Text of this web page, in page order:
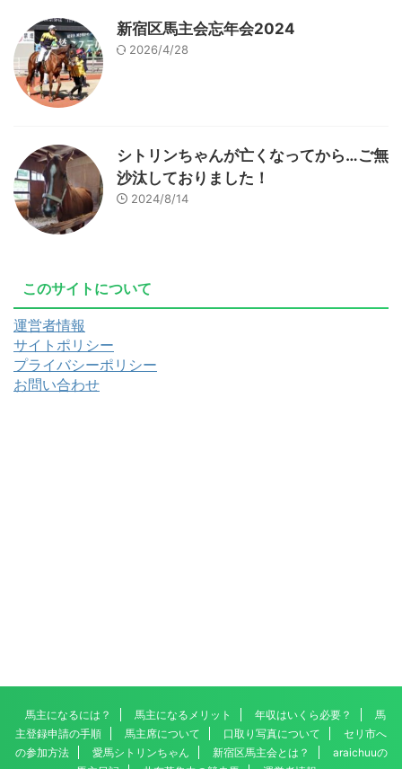
新宿区馬主会忘年会2024
2026/4/28
シトリンちゃんが亡くなってから…ご無
沙汰しておりました！
2024/8/14
このサイトについて
運営者情報
サイトポリシー
プライバシーポリシー
お問い合わせ
馬主になるには？ 馬主になるメリット 年収はいくら必要？
馬
主登録申請の手順
馬主席について 口取り写真について
セリ市へ
の参加方法
愛馬シトリンちゃん 新宿区馬主会とは？
araichuuの